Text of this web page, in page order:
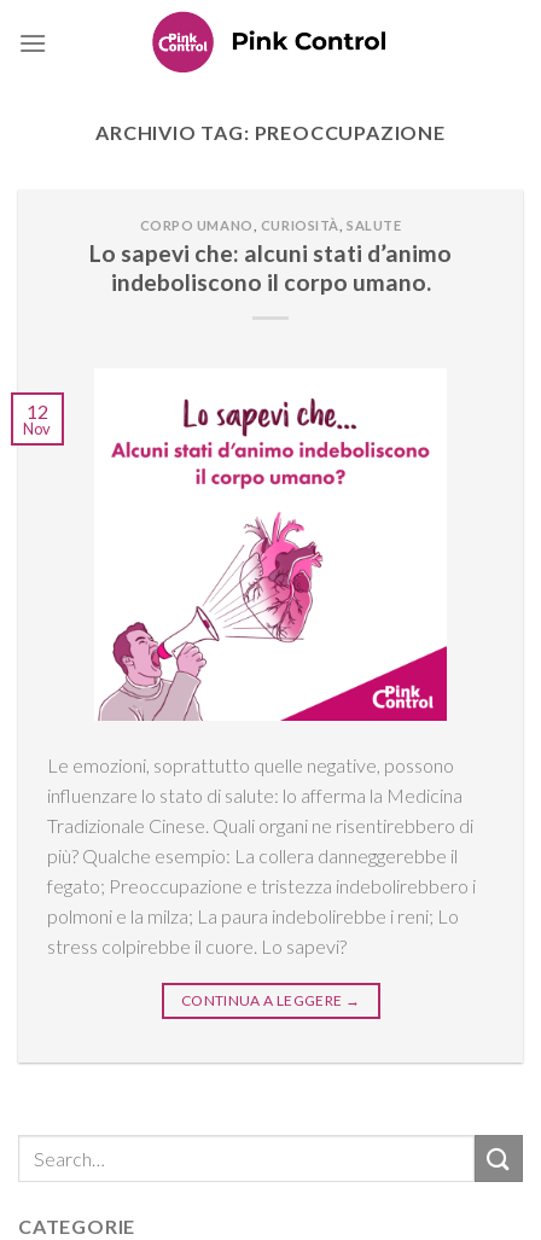
ARCHIVIO TAG: PREOCCUPAZIONE
CORPO UMANO CURIOSITÀ ,SALUTE
Lo sapevi che: alcuni stati d’animo
indeboliscono il corpo umano.
12
Nov
Le emozioni, soprattutto quelle negative, possono
influenzare lo stato di salute: lo afferma la Medicina
Tradizionale Cinese. Quali organi ne risentirebbero di
più? Qualche esempio: La collera danneggerebbe il
fegato; Preoccupazione e tristezza indebolirebbero i
polmoni e la milza; La paura indebolirebbe i reni; Lo
stress colpirebbe il cuore. Lo sapevi?
CONTINUA A LEGGERE →
CATEGORIE